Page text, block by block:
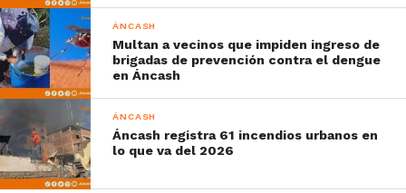
ÁNCASH
Multan a vecinos que impiden ingreso de
brigadas de prevención contra el dengue
en Áncash
ÁNCASH
Áncash registra 61 incendios urbanos en
lo que va del 2026